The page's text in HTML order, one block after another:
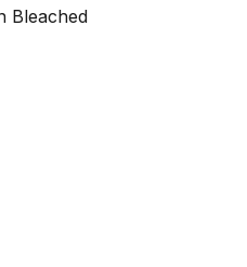
Bleached